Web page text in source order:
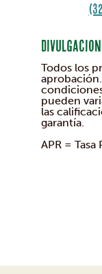
Todos los
pueden
las
garantía.
APR =